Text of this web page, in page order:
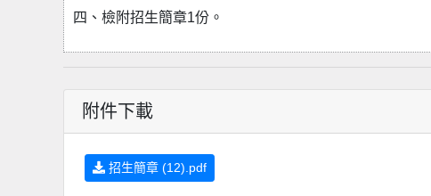
四、檢附招生簡章1份。
附件下載
招生簡章 (12).pdf